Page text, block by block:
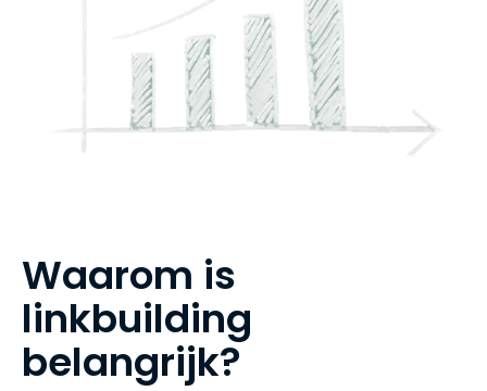
Waarom is
linkbuilding
belangrijk?